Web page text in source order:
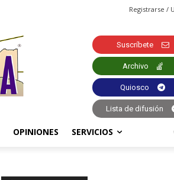
Registrarse /
Suscríbete
Archivo
Quiosco
Lista de difusión
OPINIONES SERVICIOS